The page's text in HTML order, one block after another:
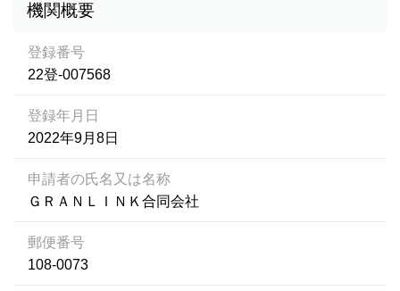
機関概要
登録番号
22登-007568
登録年月日
2022年9月8日
申請者の氏名又は名称
ＧＲＡＮＬＩＮＫ合同会社
郵便番号
108-0073